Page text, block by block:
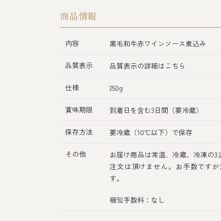
商品情報
内容 黒毛和牛赤ワインソース煮込み
品質表示 品質表示の詳細はこちら
仕様 250g
賞味期限 到着日を含む3日間（要冷蔵）
保存方法 要冷蔵（10℃以下）で保存
その他
お届け商品は常温、冷蔵、冷凍の
注文は頂けません。お手数です
す。
梱包手数料：なし